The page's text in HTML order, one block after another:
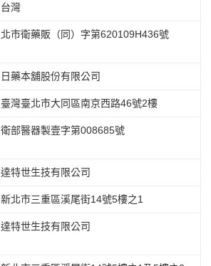
台灣
北市衛藥販（同）字第620109H436號
日藥本舖股份有限公司
臺灣臺北市大同區南京西路46號2樓
衛部醫器製壹字第008685號
達特世生技有限公司
新北市三重區溪尾街14號5樓之1
達特世生技有限公司